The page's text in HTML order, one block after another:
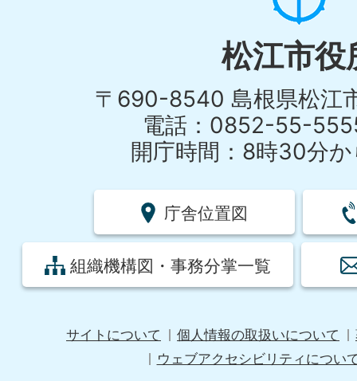
松江市役
〒690-8540 島根県松江
電話：0852-55-
開庁時間：8時30分
庁舎位置図
組織機構図・事務分掌一覧
サイトについて 個人情報の取扱いについて
ウェブアクセシビリティについ